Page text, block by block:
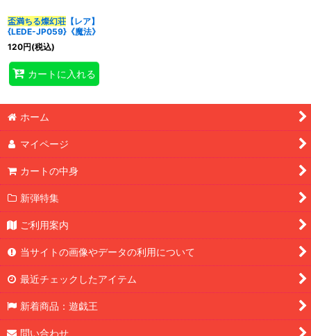
カテゴリ:
特集:
盃満ちる燦幻荘 【レア】
{LEDE-JP059}《魔法》
120円(税込)
カートに入れる
ホーム
マイページ
カートの中身
新弾特集
ご利用案内
当サイトの画像やデータの利用について
最近チェックしたアイテム
新着商品：遊戯王
問い合わせ